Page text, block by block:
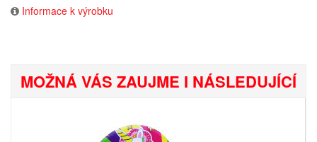
Informace k výrobku
MOŽNÁ VÁS ZAUJME I NÁSLEDUJÍCÍ